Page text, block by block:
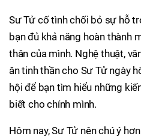
Sư Tử cố tình chối bỏ sự hỗ
bạn đủ khả năng hoàn thành
thân của mình. Nghệ thuật,
ăn tinh thần cho Sư Tử ngày
hội để bạn tìm hiểu những
biết cho chính mình.
Hôm nay, Sư Tử nên chú ý